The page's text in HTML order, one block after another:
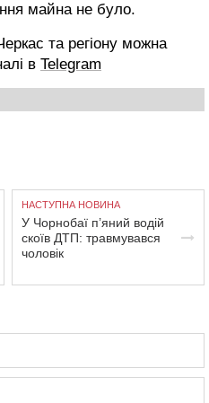
майна не було.
та регіону можна
в Telegram
НАСТУПНА НОВИНА
У Чорнобаї п’яний водій
скоїв ДТП: травмувався
чоловік